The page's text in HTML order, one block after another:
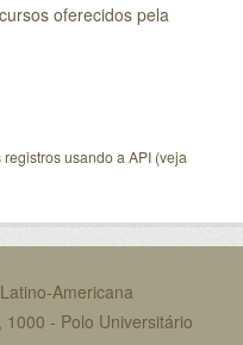
oferecidos pela
usando a API (veja
Americana
- Polo Universitário